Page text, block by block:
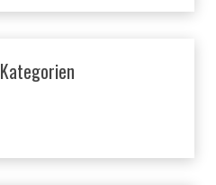
Kategorien